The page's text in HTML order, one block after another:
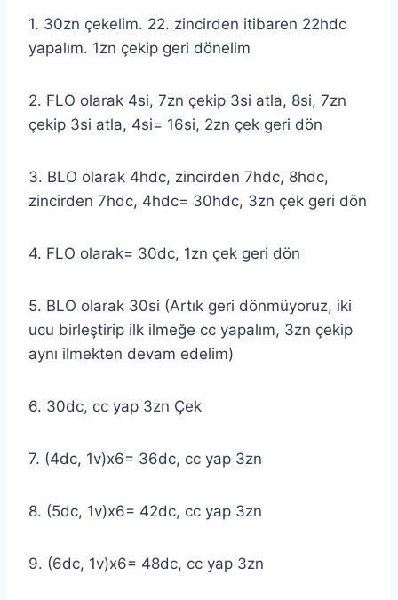
1. 30zn çekelim. 22. zincirden itibaren 22hdc
yapalım. 1zn çekip geri dönelim
2. FLO olarak 4si, 7zn çekip 3si atla, 8si, 7zn
çekip 3si atla, 4si= 16si, 2zn çek geri dön
3. BLO olarak 4hdc, zincirden 7hdc, 8hdc,
zincirden 7hdc, 4hdc= 30hdc, 3zn çek geri dön
4. FLO olarak= 30dc, 1zn çek geri dön
5. BLO olarak 30si (Artık geri dönmüyoruz, iki
ucu birleştirip ilk ilmeğe cc yapalım, 3zn çekip
aynı ilmekten devam edelim)
6. 30dc, cc yap 3zn Çek
7. (4dc, 1v)x6= 36dc, cc yap 3zn
8. (5dc, 1v)x6= 42dc, cc yap 3zn
9. (6dc, 1v)x6= 48dc, cc yap 3zn